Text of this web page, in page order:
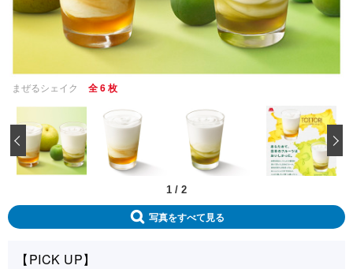
まぜるシェイク 全 6 枚
1 / 2
‹
写真をすべて見る
【PICK UP】